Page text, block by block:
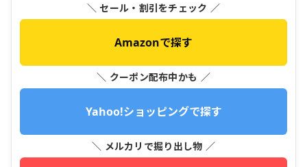
＼ セール・割引をチェック ／
Amazonで探す
＼ クーポン配布中かも ／
Yahoo!ショッピングで探す
＼ メルカリで掘り出し物 ／